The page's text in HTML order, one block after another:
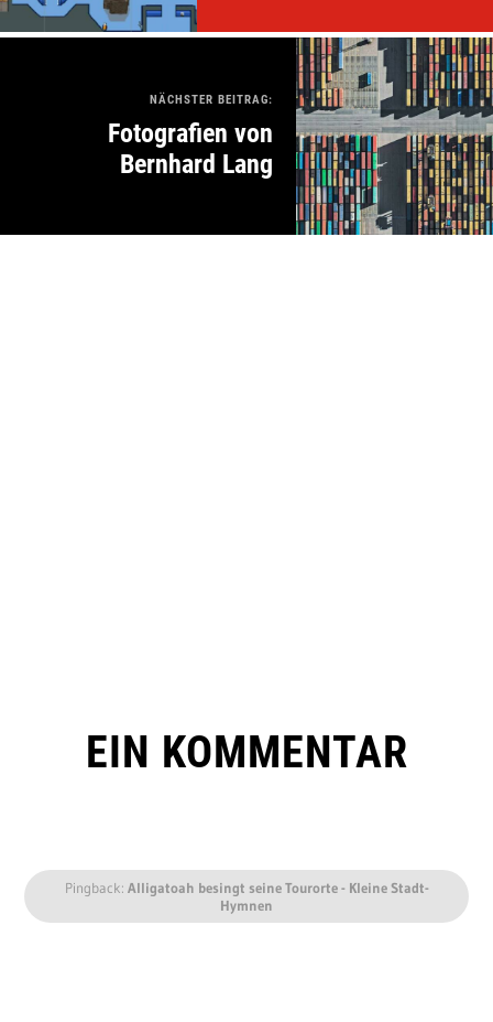
Spieles
NÄCHSTER BEITRAG:
Fotografien von
Bernhard Lang
EIN KOMMENTAR
Pingback: Alligatoah besingt seine Tourorte - Kleine Stadt-
Hymnen